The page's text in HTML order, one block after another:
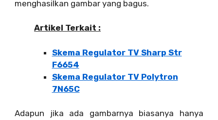
menghasilkan gambar yang bagus.
Artikel Terkait :
Skema Regulator TV Sharp Str
F6654
Skema Regulator TV Polytron
7N65C
Adapun jika ada gambarnya biasanya hanya